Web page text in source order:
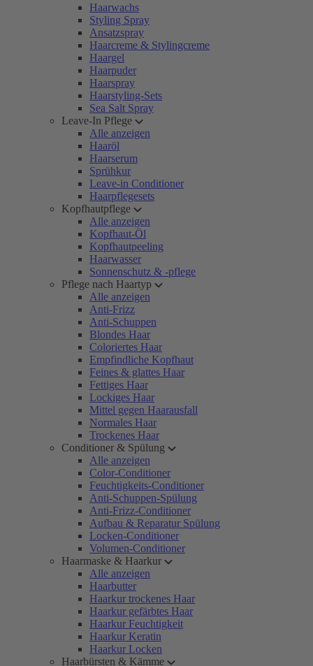
Haarwachs
Styling Spray
Ansatzspray
Haarcreme & Stylingcreme
Haargel
Haarpuder
Haarspray
Haarstyling-Sets
Sea Salt Spray
Leave-In Pflege
Alle anzeigen
Haaröl
Haarserum
Sprühkur
Leave-in Conditioner
Haarpflegesets
Kopfhautpflege
Alle anzeigen
Kopfhaut-Öl
Kopfhautpeeling
Haarwasser
Sonnenschutz & -pflege
Pflege nach Haartyp
Alle anzeigen
Anti-Frizz
Anti-Schuppen
Blondes Haar
Coloriertes Haar
Empfindliche Kopfhaut
Feines & glattes Haar
Fettiges Haar
Lockiges Haar
Mittel gegen Haarausfall
Normales Haar
Trockenes Haar
Conditioner & Spülung
Alle anzeigen
Color-Conditioner
Feuchtigkeits-Conditioner
Anti-Schuppen-Spülung
Anti-Frizz-Conditioner
Aufbau & Reparatur Spülung
Locken-Conditioner
Volumen-Conditioner
Haarmaske & Haarkur
Alle anzeigen
Haarbutter
Haarkur trockenes Haar
Haarkur gefärbtes Haar
Haarkur Feuchtigkeit
Haarkur Keratin
Haarkur Locken
Haarbürsten & Kämme